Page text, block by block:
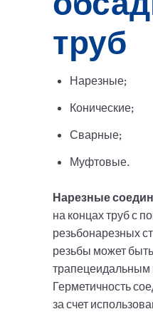
труб
Нарезные;
Конические;
Сварные;
Муфтовые.
Нарезные
на концах труб с
резьбонарезных
резьбы может
трапецеидальным
Герметичность
за счет